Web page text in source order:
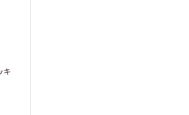
キ